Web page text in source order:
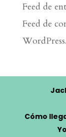
Feed de
Feed de
Cómo